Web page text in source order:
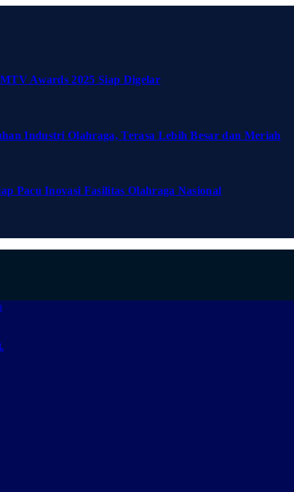
Awards 2025 Siap Digelar
Industri Olahraga, Terasa Lebih Besar dan Meriah
Pacu Inovasi Fasilitas Olahraga Nasional